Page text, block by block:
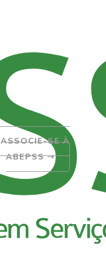
ASSOCIE-SE À
ABEPSS➝